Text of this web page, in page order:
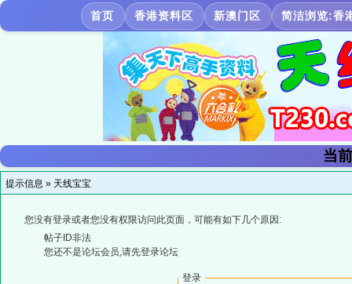
首页 香港资料区 新澳门区 简洁浏览:香
当
提示信息 » 天线宝宝
您没有登录或者您没有权限访问此页面，可能有如下几个原因:
帖子ID非法
您还不是论坛会员,请先登录论坛
登录